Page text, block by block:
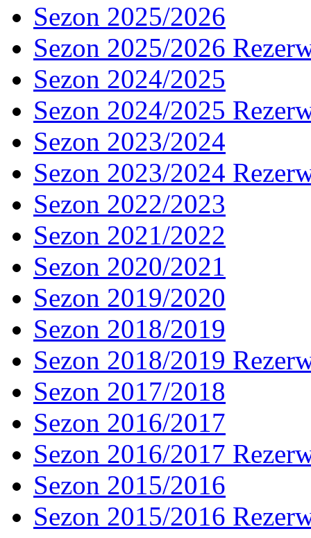
Sezon 2025/2026
Sezon 2025/2026
Sezon 2024/2025
Sezon 2024/2025
Sezon 2023/2024
Sezon 2023/2024
Sezon 2022/2023
Sezon 2021/2022
Sezon 2020/2021
Sezon 2019/2020
Sezon 2018/2019
Sezon 2018/2019
Sezon 2017/2018
Sezon 2016/2017
Sezon 2016/2017
Sezon 2015/2016
Sezon 2015/2016